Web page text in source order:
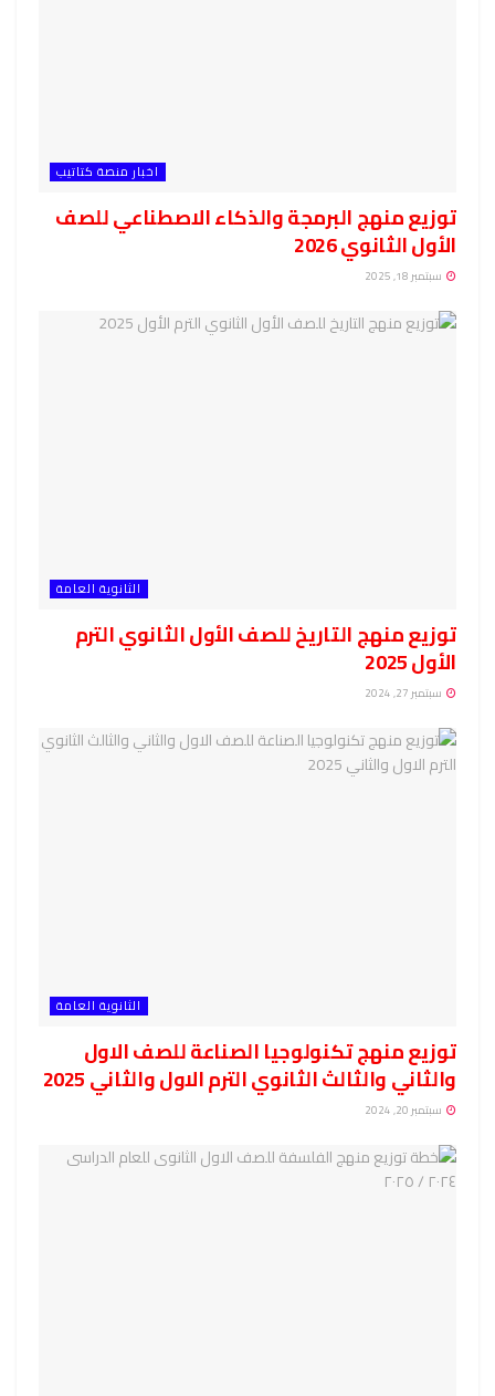
اخبار منصة كتاتيب
توزيع منهج البرمجة والذكاء الاصطناعي للصف
الأول الثانوي 2026
سبتمبر 18, 2025
الثانوية العامة
توزيع منهج التاريخ للصف الأول الثانوي الترم
الأول 2025
سبتمبر 27, 2024
الثانوية العامة
توزيع منهج تكنولوجيا الصناعة للصف الاول
والثاني والثالث الثانوي الترم الاول والثاني 2025
سبتمبر 20, 2024